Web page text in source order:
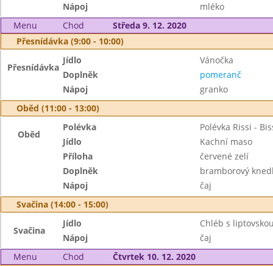
Nápoj
mléko
Menu
Chod
Středa 9. 12. 2020
Přesnídávka (9:00 - 10:00)
Přesnídávka
Jídlo
Vánočka
Doplněk
pomeranč
Nápoj
granko
Oběd (11:00 - 13:00)
Oběd
Polévka
Polévka Rissi -
Jídlo
Kachní maso
Příloha
červené zelí
Doplněk
bramborový
Nápoj
čaj
Svačina (14:00 - 15:00)
Svačina
Jídlo
Chléb s
Nápoj
čaj
Menu
Chod
Čtvrtek 10. 12. 2020